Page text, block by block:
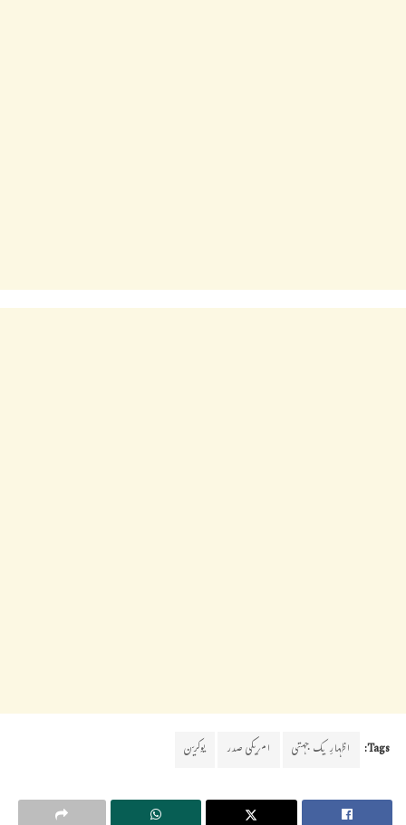
Tags: اظہارِ یک جہتی امریکی صدر یوکرین